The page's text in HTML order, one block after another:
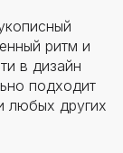
ритм и
в дизайн
подходит
любых других